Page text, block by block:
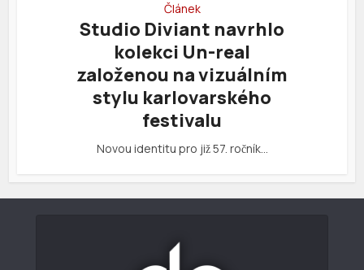
Článek
Studio Diviant navrhlo
kolekci Un-real
založenou na vizuálním
stylu karlovarského
festivalu
Novou identitu pro již 57. ročník…